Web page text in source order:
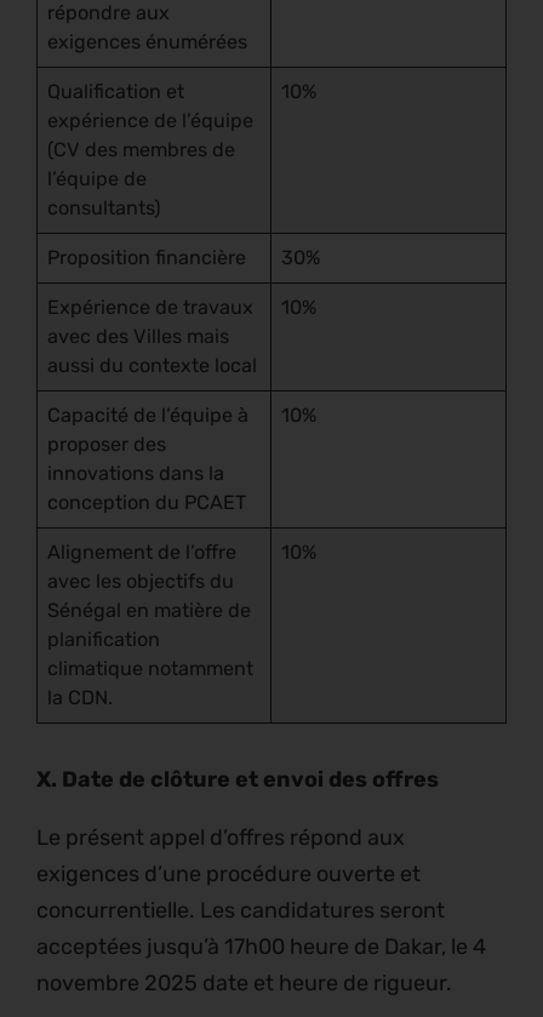
répondre aux
exigences énumérées
Qualification et
expérience de l’équipe
(CV des membres de
l’équipe de
consultants)
10%
Proposition financière 30%
Expérience de travaux
avec des Villes mais
aussi du contexte local
10%
Capacité de l’équipe à
proposer des
innovations dans la
conception du PCAET
10%
Alignement de l’offre
avec les objectifs du
Sénégal en matière de
planification
climatique notamment
la CDN.
10%
X. Date de clôture et envoi des offres
Le présent appel d’offres répond aux
exigences d’une procédure ouverte et
concurrentielle. Les candidatures seront
acceptées jusqu’à 17h00 heure de Dakar, le 4
novembre 2025 date et heure de rigueur.